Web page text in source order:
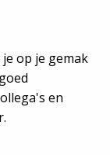
op je gemak
en